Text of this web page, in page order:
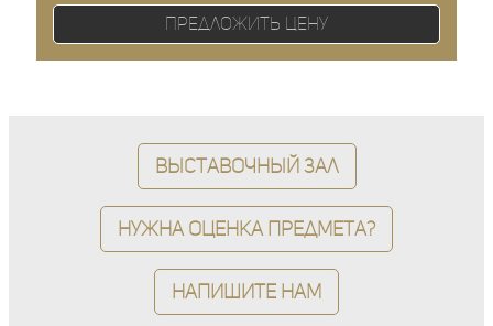
Предложить цену
Выставочный зал
Нужна оценка предмета?
Напишите нам